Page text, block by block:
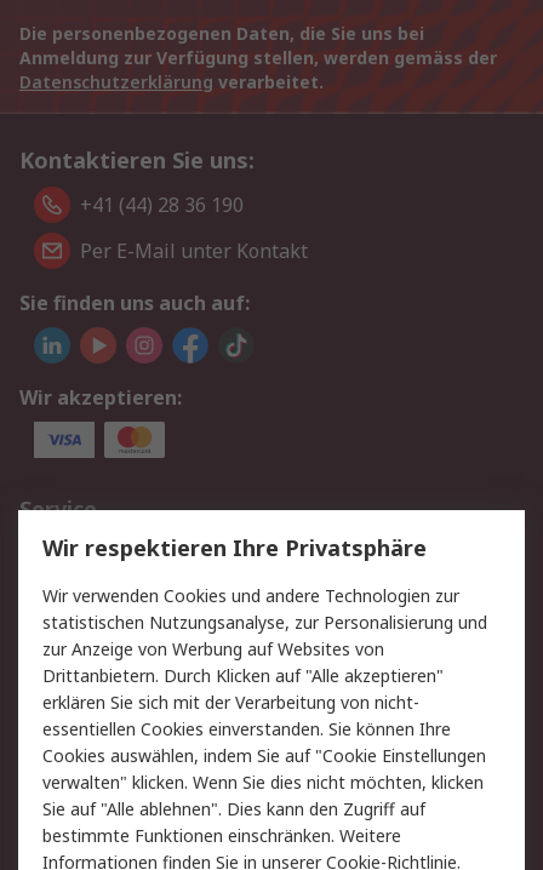
Die personenbezogenen Daten, die Sie uns bei
Anmeldung zur Verfügung stellen, werden gemäss der
Datenschutzerklärung verarbeitet.
Kontaktieren Sie uns:
+41 (44) 28 36 190
Per E-Mail unter Kontakt
Sie finden uns auch auf:
Wir akzeptieren:
Service
Value Added Services
Lieferlösungen
Rücksendungen
Kontakt
Hilfe
Rechtliches
AGB
Datenschutz
Cookie-Richtlinie
Zahlungsbedingungen
Copyright/Impressum
Über RS
Wir respektieren Ihre Privatsphäre
Wir verwenden Cookies und andere Technologien zur
statistischen Nutzungsanalyse, zur Personalisierung und
zur Anzeige von Werbung auf Websites von
Drittanbietern. Durch Klicken auf "Alle akzeptieren"
erklären Sie sich mit der Verarbeitung von nicht-
essentiellen Cookies einverstanden. Sie können Ihre
Cookies auswählen, indem Sie auf "Cookie Einstellungen
verwalten" klicken. Wenn Sie dies nicht möchten, klicken
Sie auf "Alle ablehnen". Dies kann den Zugriff auf
bestimmte Funktionen einschränken. Weitere
Informationen finden Sie in unsererCookie-Richtlinie.